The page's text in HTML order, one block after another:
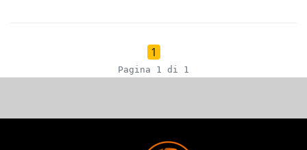
1
Pagina 1 di 1